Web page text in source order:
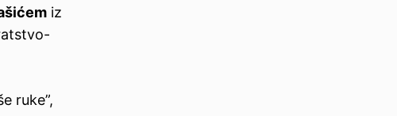
iz
ruke”,